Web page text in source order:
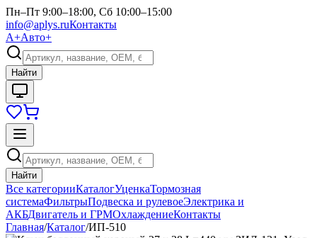
Пн–Пт 9:00–18:00, Сб 10:00–15:00
info@aplys.ruКонтакты
А+Авто+
Найти
Найти
Все категорииКаталогУценкаТормозная
системаФильтрыПодвеска и рулевоеЭлектрика и
АКБДвигатель и ГРМОхлаждениеКонтакты
Главная/Каталог/ИП-510